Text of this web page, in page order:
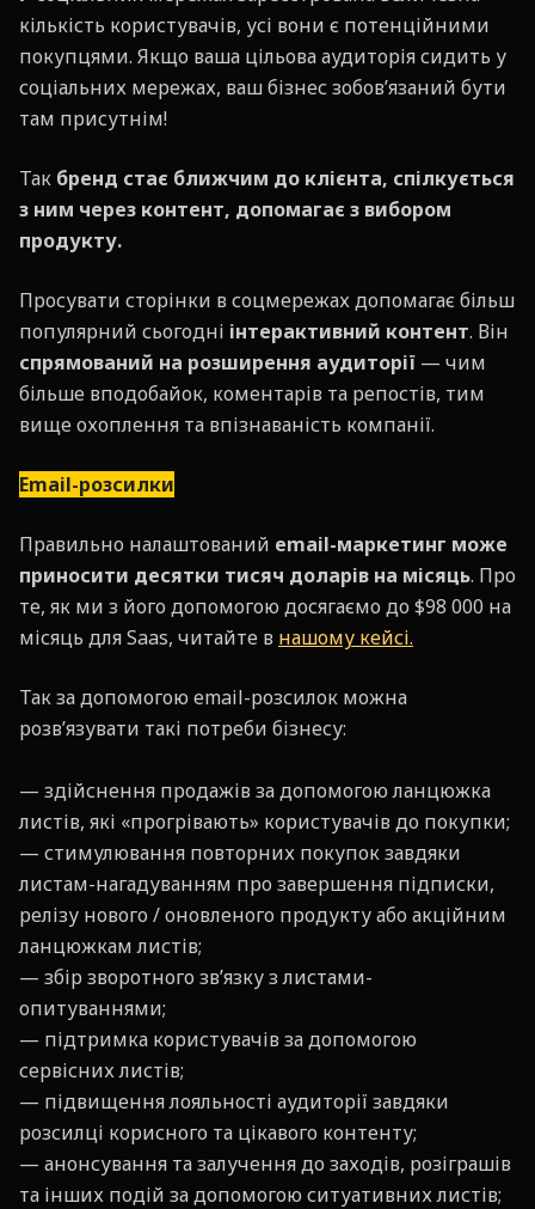
кількість користувачів, усі вони є потенційними
покупцями. Якщо ваша цільова аудиторія сидить у
соціальних мережах, ваш бізнес зобов’язаний бути
там присутнім!
Так бренд стає ближчим до клієнта, спілкується
з ним через контент, допомагає з вибором
продукту.
Просувати сторінки в соцмережах допомагає більш
популярний сьогодні інтерактивний контент. Він
спрямований на розширення аудиторії — чим
більше вподобайок, коментарів та репостів, тим
вище охоплення та впізнаваність компанії.
Email-розсилки
Правильно налаштований email-маркетинг може
приносити десятки тисяч доларів на місяць. Про
те, як ми з його допомогою досягаємо до $98 000 на
місяць для Saas, читайте в нашому кейсі.
Так за допомогою email-розсилок можна
розв’язувати такі потреби бізнесу:
— здійснення продажів за допомогою ланцюжка
листів, які «прогрівають» користувачів до покупки;
— стимулювання повторних покупок завдяки
листам-нагадуванням про завершення підписки,
релізу нового / оновленого продукту або акційним
ланцюжкам листів;
— збір зворотного зв’язку з листами-
опитуваннями;
— підтримка користувачів за допомогою
сервісних листів;
— підвищення лояльності аудиторії завдяки
розсилці корисного та цікавого контенту;
— анонсування та залучення до заходів, розіграшів
та інших подій за допомогою ситуативних листів;